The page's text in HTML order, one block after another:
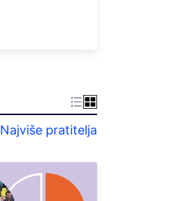
Najviše pratitelja